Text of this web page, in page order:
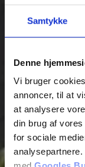
Samtykke
Denne
Vi bruger
annoncer, til at
at analysere
din brug af
for sociale